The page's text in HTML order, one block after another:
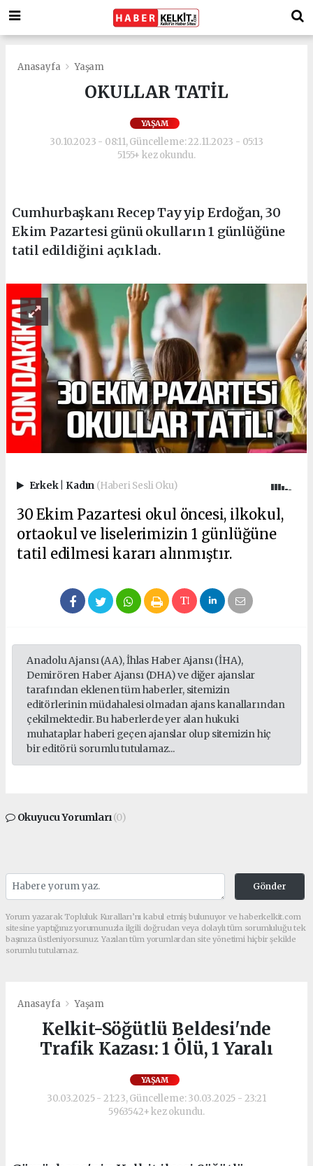
Anasayfa Yaşam
OKULLAR TATİL
YAŞAM
30.10.2023 - 08:11, Güncelleme: 22.11.2023 - 05:13
5155+ kez okundu.
Cumhurbaşkanı Recep Tayyip Erdoğan, 30
Ekim Pazartesi günü okulların 1 günlüğüne
tatil edildiğini açıkladı.
Erkek Kadın (Haberi Sesli Oku)
30 Ekim Pazartesi okul öncesi, ilkokul,
ortaokul ve liselerimizin 1 günlüğüne
tatil edilmesi kararı alınmıştır.
Anadolu Ajansı (AA), İhlas Haber Ajansı (İHA),
Demirören Haber Ajansı (DHA) ve diğer ajanslar
tarafından eklenen tüm haberler, sitemizin
editörlerinin müdahalesi olmadan ajans kanallarından
çekilmektedir. Bu haberlerde yer alan hukuki
muhataplar haberi geçen ajanslar olup sitemizin hiç
bir editörü sorumlu tutulamaz...
Okuyucu Yorumları(0)
Gönder
Yorum yazarak Topluluk Kuralları’nı kabul etmiş bulunuyor ve haberkelkit.com
sitesine yaptığınız yorumunuzla ilgili doğrudan veya dolaylı tüm sorumluluğu tek
başınıza üstleniyorsunuz. Yazılan tüm yorumlardan site yönetimi hiçbir şekilde
sorumlu tutulamaz.
Anasayfa Yaşam
Kelkit-Söğütlü Beldesi'nde
Trafik Kazası: 1 Ölü, 1 Yaralı
YAŞAM
30.03.2025 - 21:23, Güncelleme: 30.03.2025 - 23:21
5963542+ kez okundu.